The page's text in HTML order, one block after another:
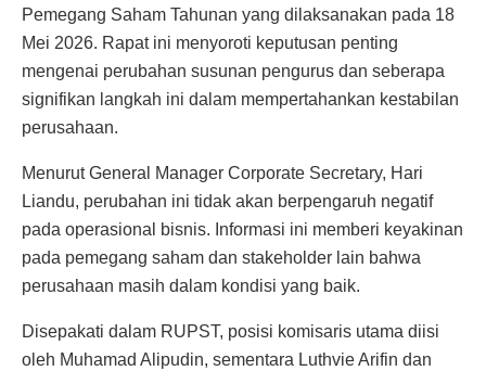
Pemegang Saham Tahunan yang dilaksanakan pada 18
Mei 2026. Rapat ini menyoroti keputusan penting
mengenai perubahan susunan pengurus dan seberapa
signifikan langkah ini dalam mempertahankan kestabilan
perusahaan.
Menurut General Manager Corporate Secretary, Hari
Liandu, perubahan ini tidak akan berpengaruh negatif
pada operasional bisnis. Informasi ini memberi keyakinan
pada pemegang saham dan stakeholder lain bahwa
perusahaan masih dalam kondisi yang baik.
Disepakati dalam RUPST, posisi komisaris utama diisi
oleh Muhamad Alipudin, sementara Luthvie Arifin dan